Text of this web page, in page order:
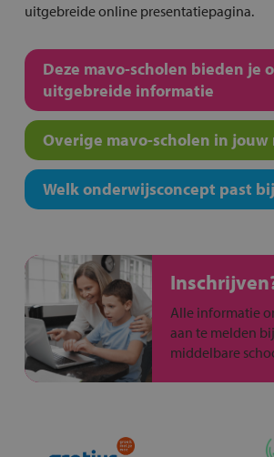
uitgebreide online presentatiepagina.
Deze mavo-scholen bieden je
uitgebreide informatie
Overige mavo-scholen in jouw
Welk onderwijsconcept past
Alle informatie
aan te melden
middelbare